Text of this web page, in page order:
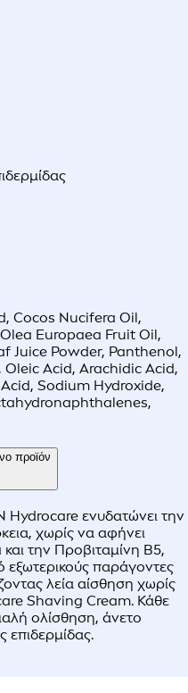
Cocos Nucifera Oil,
Europaea Fruit Oil,
Juice Powder, Panthenol,
Acid, Arachidic Acid,
Sodium Hydroxide,
προϊόν
Hydrocare ενυδατώνει την
χωρίς να αφήνει
την Προβιταμίνη Β5,
εξωτερικούς παράγοντες
λεία αίσθηση χωρίς
Shaving Cream. Κάθε
ολίσθηση, άνετο
επιδερμίδας.